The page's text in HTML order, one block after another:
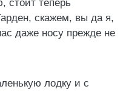
стоит теперь
скажем, вы да я,
даже носу прежде не
лодку и с